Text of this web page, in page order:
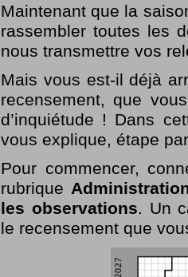
Maintenant que la
rassembler toutes les
nous transmettre vos
Mais vous est-il déjà
recensement, que
d’inquiétude ! Dans
vous explique, étape
Pour commencer,
rubrique
les observations. Un
le recensement que